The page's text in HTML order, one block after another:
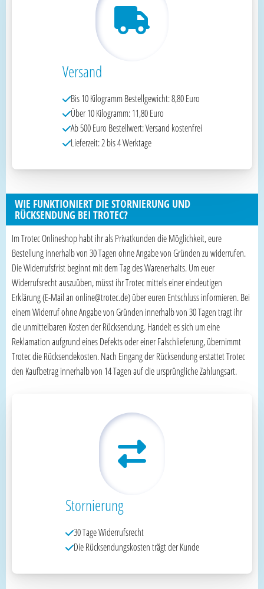
Versand
Bis 10 Kilogramm Bestellgewicht: 8,80 Euro
Über 10 Kilogramm: 11,80 Euro
Ab 500 Euro Bestellwert: Versand kostenfrei
Lieferzeit: 2 bis 4 Werktage
WIE FUNKTIONIERT DIE STORNIERUNG UND
RÜCKSENDUNG BEI TROTEC?
Im Trotec Onlineshop habt ihr als Privatkunden die Möglichkeit, eure
Bestellung innerhalb von 30 Tagen ohne Angabe von Gründen zu widerrufen.
Die Widerrufsfrist beginnt mit dem Tag des Warenerhalts. Um euer
Widerrufsrecht auszuüben, müsst ihr Trotec mittels einer eindeutigen
Erklärung (E-Mail an online@trotec.de) über euren Entschluss informieren. Bei
einem Widerruf ohne Angabe von Gründen innerhalb von 30 Tagen tragt ihr
die unmittelbaren Kosten der Rücksendung. Handelt es sich um eine
Reklamation aufgrund eines Defekts oder einer Falschlieferung, übernimmt
Trotec die Rücksendekosten. Nach Eingang der Rücksendung erstattet Trotec
den Kaufbetrag innerhalb von 14 Tagen auf die ursprüngliche Zahlungsart.
Stornierung
30 Tage Widerrufsrecht
Die Rücksendungskosten trägt der Kunde